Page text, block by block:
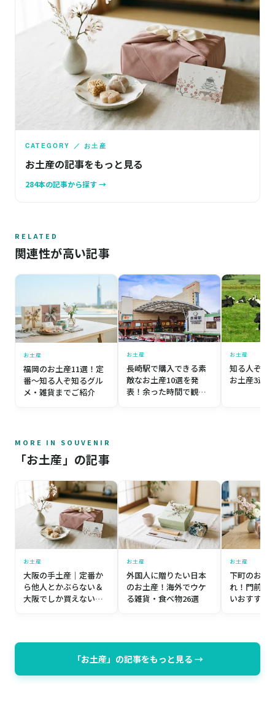
CATEGORY ／ お土産
お土産の記事をもっと見る
284本の記事から探す →
RELATED
関連性が高い記事
お土産
福岡のお土産11選！定
番〜知る人ぞ知るグル
メ・雑貨までご紹介
お土産
長崎駅で購入できる素
敵なお土産10選を発
表！余った時間で観光
お土産
知る人ぞ知
お土産3選
MORE IN SOUVENIR
「お土産」の記事
お土産
大阪の手土産｜定番か
ら他人とかぶらない＆
大阪でしか買えない名
お土産
外国人に贈りたい日本
のお土産！海外でウケ
る雑貨・食べ物26選
お土産
下町のお土
れ！門前仲
いおすすめ
「お土産」の記事をもっと見る →